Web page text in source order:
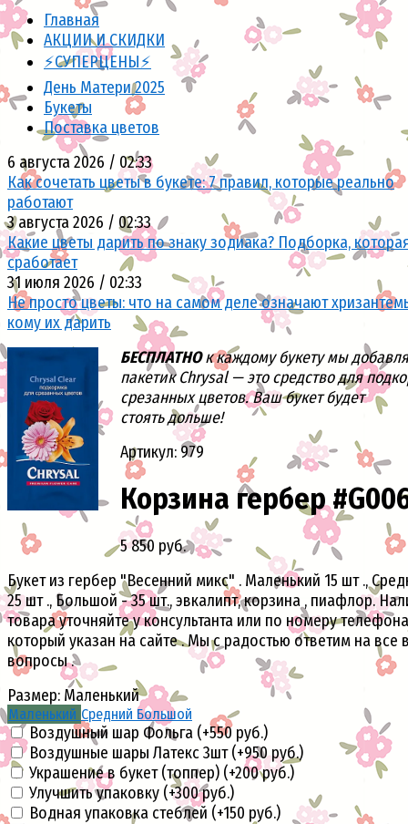
Главная
АКЦИИ И СКИДКИ
⚡СУПЕРЦЕНЫ⚡
День Матери 2025
Букеты
Поставка цветов
6 августа 2026 / 02:33
Как сочетать цветы в букете: 7 правил, которые реально
работают
3 августа 2026 / 02:33
Какие цветы дарить по знаку зодиака? Подборка,
сработает
31 июля 2026 / 02:33
Не просто цветы: что на самом деле означают
кому их дарить
БЕСПЛАТНОк каждому букету мы
пакетик Chrysal — это средство для
срезанных цветов. Ваш букет будет
стоять дольше!
Артикул: 979
Корзина гербер
5 850 руб.
Букет из гербер "Весенний микс" . Маленький 15 шт .,
25 шт ., Большой - 35 шт., эвкалипт, корзина , пиафлор.
товара уточняйте у консультанта или по номеру телефона
который указан на сайте . Мы с радостью ответим на все
вопросы .
Размер: Маленький
Маленький Средний Большой
Воздушный шар Фольга (+550 руб.)
Воздушные шары Латекс 3шт (+950 руб.)
Украшение в букет (топпер) (+200 руб.)
Улучшить упаковку (+300 руб.)
Водная упаковка стеблей (+150 руб.)